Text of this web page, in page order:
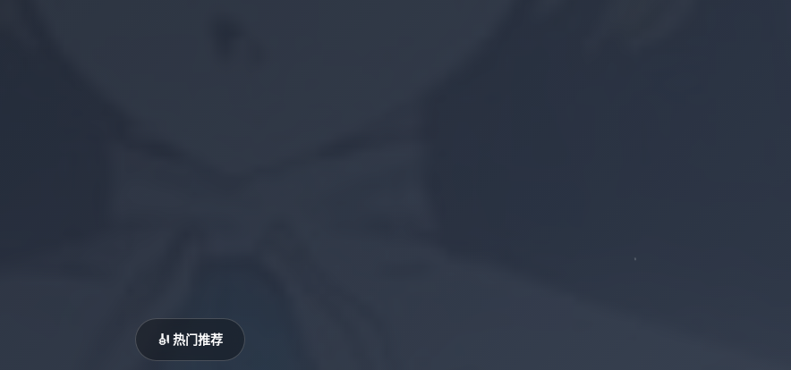
🎻 热门推荐